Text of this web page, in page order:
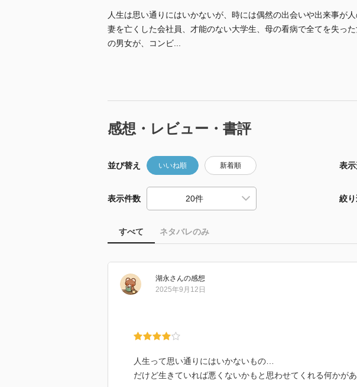
人生は思い通りにはいかないが、時には偶然の出会いや出来事が
妻を亡くした会社員、才能のない大学生、母の看病で全てを失っ
の男女が、コンビ...
感想・レビュー・書評
並び替え いいね順 新着順 表
表示件数 絞
すべて ネタバレのみ
湖永さんの感想
2025年9月12日
人生って思い通りにはいかないもの…
だけど生きていれば悪くないかもと思わせてくれる何かがあ